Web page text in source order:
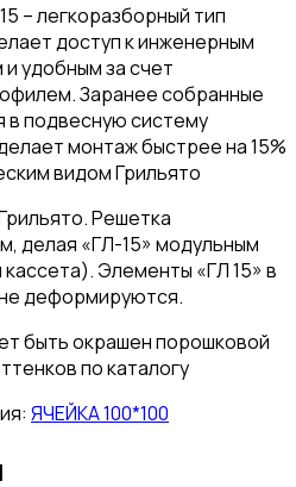
– легкоразборный тип
доступ к инженерным
удобным за счет
Заранее собранные
в подвесную систему
монтаж быстрее на 15%
видом Грильято
Решетка
делая «ГЛ-15» модульным
Элементы «ГЛ 15» в
деформируются.
быть окрашен порошковой
по каталогу
ЯЧЕЙКА 100*100